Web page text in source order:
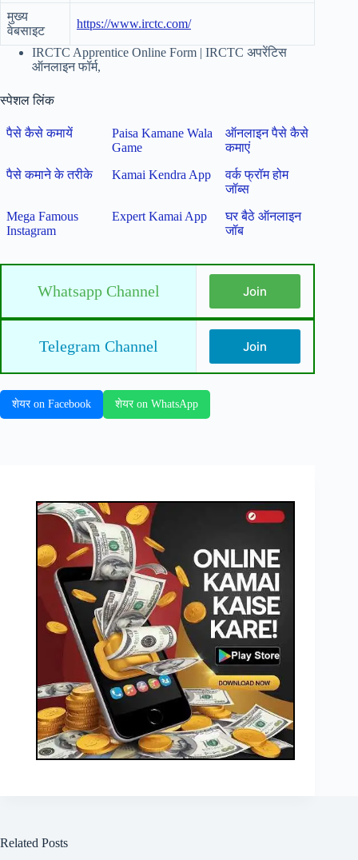
मुख्य
वेबसाइट
https://www.irctc.com/
IRCTC Apprentice Online Form | IRCTC अपरेंटिस
ऑनलाइन फॉर्म,
स्पेशल लिंक
पैसे कैसे कमायें
Paisa Kamane Wala
Game
ऑनलाइन पैसे कैसे
कमाएं
पैसे कमाने के तरीके
Kamai Kendra App
वर्क फ्रॉम होम
जॉब्स
Mega Famous
Instagram
Expert Kamai App
घर बैठे ऑनलाइन
जॉब
Whatsapp Channel Join
Telegram Channel Join
शेयर on Facebook शेयर on WhatsApp
Related Posts